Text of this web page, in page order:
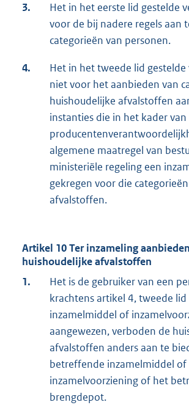
3.
Het in het eerste lid gestelde
voor de bij nadere regels aan
categorieën van personen.
4.
Het in het tweede lid
niet voor het aanbieden van
huishoudelijke afvalstoffen
instanties die in het kader van
algemene maatregel van
ministeriële regeling een
gekregen voor die
afvalstoffen.
Artikel 10 Ter inzameling
huishoudelijke afvalstoffen
1.
Het is de gebruiker van een
krachtens artikel 4, tweede lid
inzamelmiddel of
aangewezen, verboden de
afvalstoffen anders aan te
betreffende inzamelmiddel
inzamelvoorziening of het
brengdepot.